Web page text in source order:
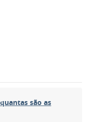
são as